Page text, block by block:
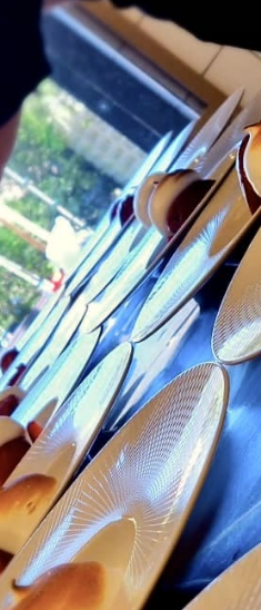
Contactez
Jo Seha
abordable
Brabant
Pour fêter un évènement,
en couple, entre amis ou
de nouvelles saveurs ou
plaisir, une seule adresse :
à Genval.
Notre équipe vous fait la
dans une ambiance
vous proposer des plats
particulièrement
Ouverts du lundi au
mercredi midi) et de 19h à
conseillons de réserver
toute mauvaise surprise.
Contact
Téléphone